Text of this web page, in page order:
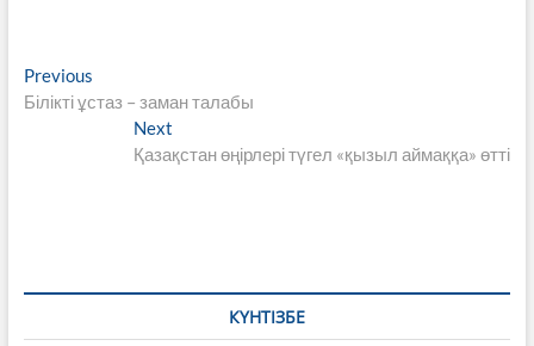
Навигация
по
записям
PreviousPrevious
post:
Білікті ұстаз – заман талабы
Next
post:
Қазақстан өңірлері түгел «қызыл аймаққа» өтті
КҮНТІЗБЕ